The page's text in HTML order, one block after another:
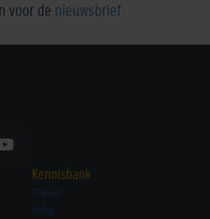
voor de nieuwsbrief
Kennisbank
Gevel
Infra